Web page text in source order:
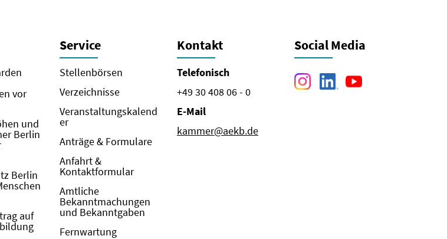
vor
und
Berlin
Berlin
auf
Service
Stellenbörsen
Verzeichnisse
Veranstaltungskalend
er
Anträge & Formulare
Anfahrt &
Kontaktformular
Amtliche
Bekanntmachungen
und Bekanntgaben
Fernwartung
Kontakt
Telefonisch
+49 30 408 06 - 0
E-Mail
kammer@aekb.de
Social Media